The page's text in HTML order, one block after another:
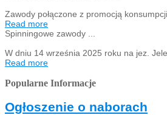
Zawody połączone z promocją
Read more
Spinningowe zawody ...
W dniu 14 września 2025 roku na jez.
Read more
Popularne Informacje
Ogłoszenie o naborach